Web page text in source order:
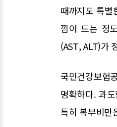
때까지도 특
낌이 드는 정
(AST, ALT)가
국민건강보험
명확하다. 과
특히 복부비만